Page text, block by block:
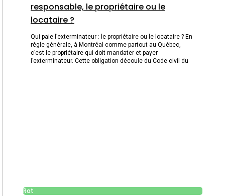
responsable, le propriétaire ou le
locataire ?
Qui paie l’exterminateur : le propriétaire ou le locataire ? En
règle générale, à Montréal comme partout au Québec,
c’est le propriétaire qui doit mandater et payer
l’exterminateur. Cette obligation découle du Code civil du
Rat